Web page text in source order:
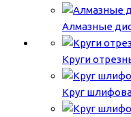
Алмазные
Круги
Круг